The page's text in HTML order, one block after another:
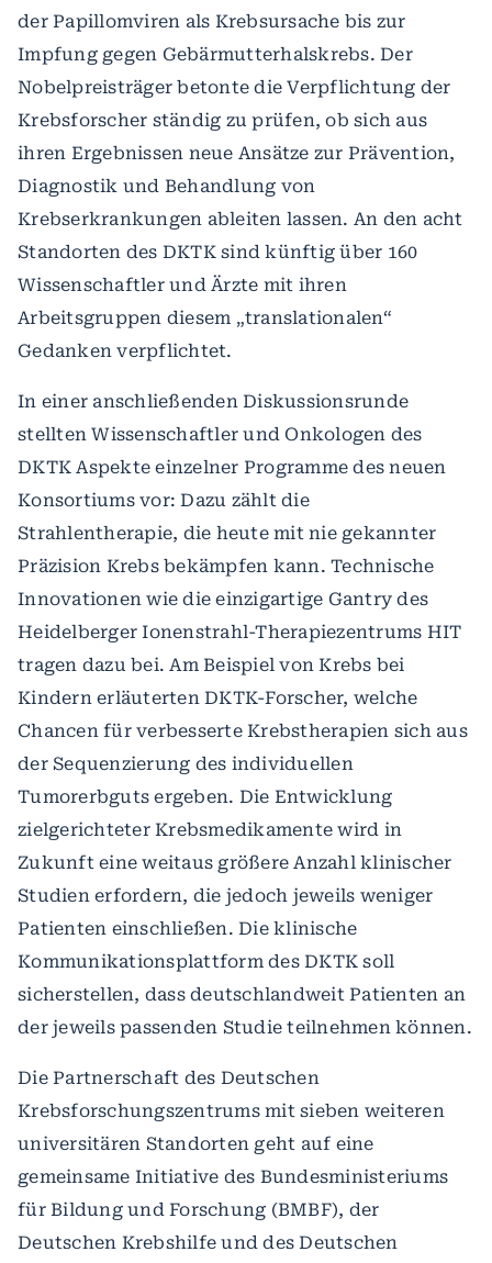
der Papillomviren als Krebsursache bis zur
Impfung gegen Gebärmutterhalskrebs. Der
Nobelpreisträger betonte die Verpflichtung der
Krebsforscher ständig zu prüfen, ob sich aus
ihren Ergebnissen neue Ansätze zur Prävention,
Diagnostik und Behandlung von
Krebserkrankungen ableiten lassen. An den acht
Standorten des DKTK sind künftig über 160
Wissenschaftler und Ärzte mit ihren
Arbeitsgruppen diesem „translationalen“
Gedanken verpflichtet.
In einer anschließenden Diskussionsrunde
stellten Wissenschaftler und Onkologen des
DKTK Aspekte einzelner Programme des neuen
Konsortiums vor: Dazu zählt die
Strahlentherapie, die heute mit nie gekannter
Präzision Krebs bekämpfen kann. Technische
Innovationen wie die einzigartige Gantry des
Heidelberger Ionenstrahl-Therapiezentrums HIT
tragen dazu bei. Am Beispiel von Krebs bei
Kindern erläuterten DKTK-Forscher, welche
Chancen für verbesserte Krebstherapien sich aus
der Sequenzierung des individuellen
Tumorerbguts ergeben. Die Entwicklung
zielgerichteter Krebsmedikamente wird in
Zukunft eine weitaus größere Anzahl klinischer
Studien erfordern, die jedoch jeweils weniger
Patienten einschließen. Die klinische
Kommunikationsplattform des DKTK soll
sicherstellen, dass deutschlandweit Patienten an
der jeweils passenden Studie teilnehmen können.
Die Partnerschaft des Deutschen
Krebsforschungszentrums mit sieben weiteren
universitären Standorten geht auf eine
gemeinsame Initiative des Bundesministeriums
für Bildung und Forschung (BMBF), der
Deutschen Krebshilfe und des Deutschen